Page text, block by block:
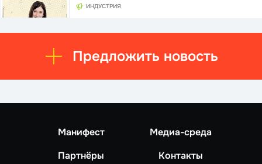
ИНДУСТРИЯ
Предложить новость
Манифест
Медиа-среда
Партнёры
Контакты